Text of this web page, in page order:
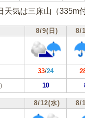
天気は三床山（335m
8/9(日) 8/
33/24
10
8/12(水) 8/